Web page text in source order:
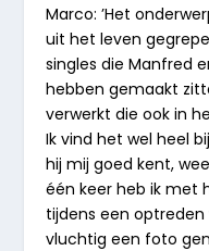
Marco: ’Het
uit het leven
singles die Manfred
hebben gemaakt
verwerkt die ook in
Ik vind het wel heel
hij mij goed kent,
één keer heb ik met
tijdens een optreden
vluchtig een foto